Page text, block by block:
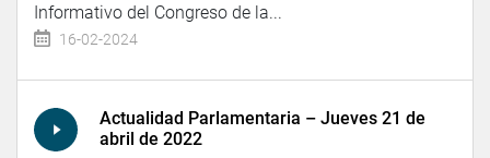
Informativo del Congreso de la...
16-02-2024
Actualidad Parlamentaria – Jueves 21 de
abril de 2022